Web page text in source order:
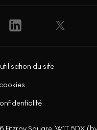
du site